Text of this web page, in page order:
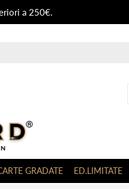
a 250€.
GRADATE ED.LIMITATE